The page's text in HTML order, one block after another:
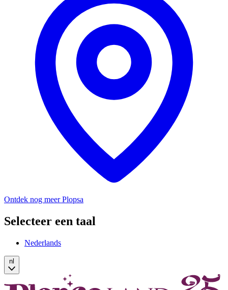
Ontdek nog meer Plopsa
Selecteer een taal
Nederlands
nl